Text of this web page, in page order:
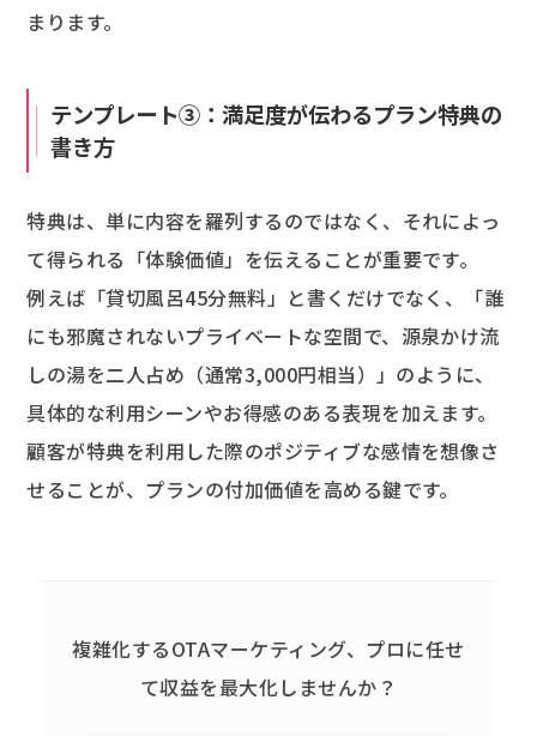
まります。
テンプレート③：満足度が伝わるプラン特典の
書き方
特典は、単に内容を羅列するのではなく、それによっ
て得られる「体験価値」を伝えることが重要です。
例えば「貸切風呂45分無料」と書くだけでなく、「誰
にも邪魔されないプライベートな空間で、源泉かけ流
しの湯を二人占め（通常3,000円相当）」のように、
具体的な利用シーンやお得感のある表現を加えます。
顧客が特典を利用した際のポジティブな感情を想像さ
せることが、プランの付加価値を高める鍵です。
複雑化するOTAマーケティング、 プロに任せ
て収益を最大化しませんか？